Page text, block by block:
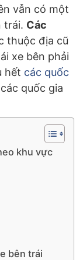
vẫn có một
trái. Các
thuộc địa cũ
xe bên phải
hết các quốc
quốc gia
khu vực
bên trái